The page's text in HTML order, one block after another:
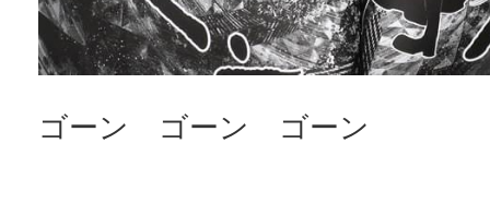
ゴーン ゴーン ゴーン